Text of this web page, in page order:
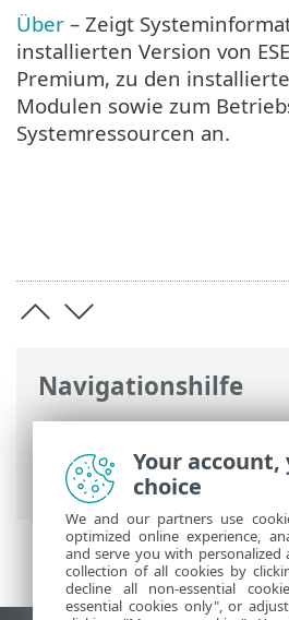
Navigationshilfe
ESET Online-Hilfe>ESET
Premium
>Erste Schritte
den Windows-Infobereich
Über – Zeigt
installierten Version von
Premium, zu den
Modulen sowie zum
Systemressourcen an.
Your account,
choice
We and our partners use
optimized online experience,
and serve you with personalized
collection of all cookies by
decline all non-essential
essential cookies only", or